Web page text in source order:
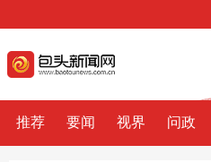
推荐 要闻 视界 问政